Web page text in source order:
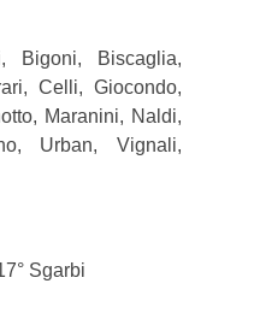
Bigoni, Biscaglia,
Celli, Giocondo,
Maranini, Naldi,
Urban, Vignali,
Sgarbi